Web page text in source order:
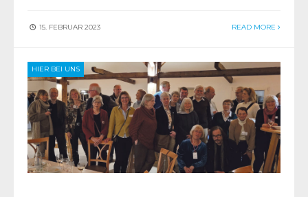
15. FEBRUAR 2023 READ MORE
HIER BEI UNS